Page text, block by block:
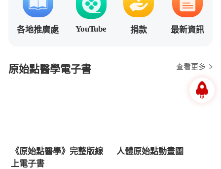
各地推廣處 YouTube 捐款 最新資訊
原始點醫學電子書 查看更多
《原始點醫學》完整版線
上電子書
人體原始點動畫圖